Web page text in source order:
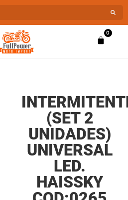
0
(SET 2
UNIDADES)
UNIVERSAL
LED.
HAISSKY